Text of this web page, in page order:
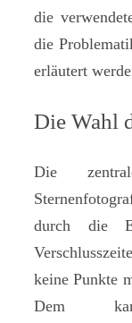
die
die
erläutert
Die Wahl
Die
durch die
keine Punkte
Dem